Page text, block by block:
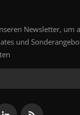
Newsletter, um
und